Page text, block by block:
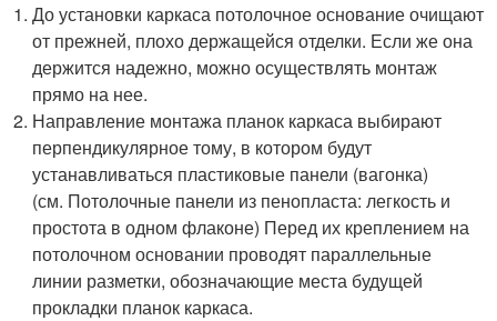
До установки каркаса потолочное основание очищают
от прежней, плохо держащейся отделки. Если же она
держится надежно, можно осуществлять монтаж
прямо на нее.
Направление монтажа планок каркаса выбирают
перпендикулярное тому, в котором будут
устанавливаться пластиковые панели (вагонка)
(см. Потолочные панели из пенопласта: легкость и
простота в одном флаконе) Перед их креплением на
потолочном основании проводят параллельные
линии разметки, обозначающие места будущей
прокладки планок каркаса.